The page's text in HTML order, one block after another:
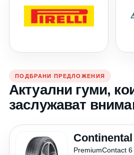
ПОДБРАНИ ПРЕДЛОЖЕНИЯ
Актуални гуми,
заслужават
Continental
PremiumContact 6